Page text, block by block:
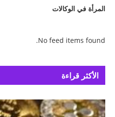
المرأة في الوكالات
No feed items found.
الأكثر قراءة